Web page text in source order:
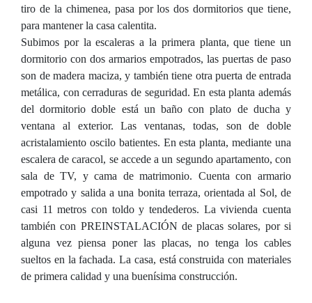
tiro de la chimenea, pasa por los dos dormitorios que tiene,
para mantener la casa calentita.
Subimos por la escaleras a la primera planta, que tiene un
dormitorio con dos armarios empotrados, las puertas de paso
son de madera maciza, y también tiene otra puerta de entrada
metálica, con cerraduras de seguridad. En esta planta además
del dormitorio doble está un baño con plato de ducha y
ventana al exterior. Las ventanas, todas, son de doble
acristalamiento oscilo batientes. En esta planta, mediante una
escalera de caracol, se accede a un segundo apartamento, con
sala de TV, y cama de matrimonio. Cuenta con armario
empotrado y salida a una bonita terraza, orientada al Sol, de
casi 11 metros con toldo y tendederos. La vivienda cuenta
también con PREINSTALACIÓN de placas solares, por si
alguna vez piensa poner las placas, no tenga los cables
sueltos en la fachada. La casa, está construida con materiales
de primera calidad y una buenísima construcción.